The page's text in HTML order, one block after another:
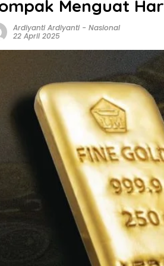
Menguat
Ardiyanti Ardiyanti- Nasional
22 April 2025